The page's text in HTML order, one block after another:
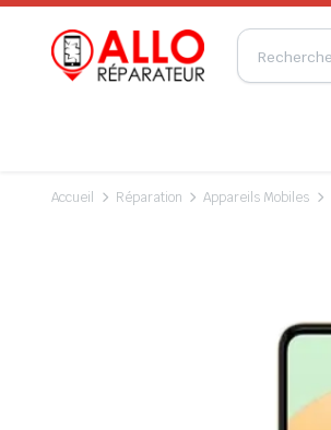
Accueil Réparation Appareils Mobiles